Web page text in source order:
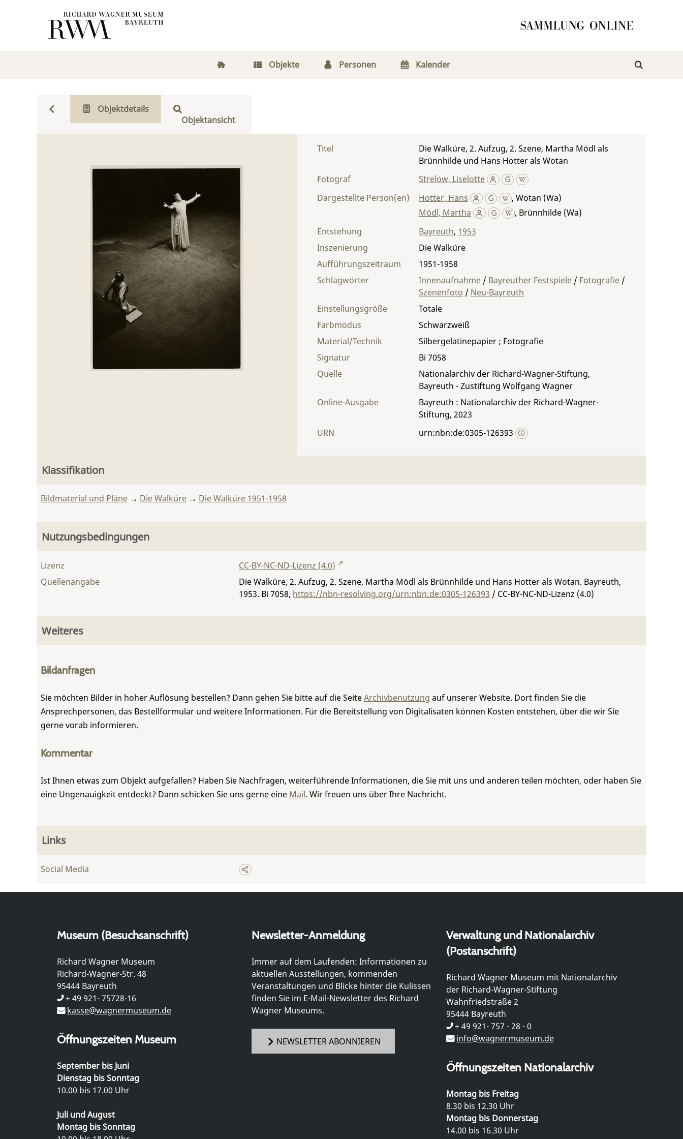
Objekte Personen Kalender
Objektdetails
Objektansicht
Titel
Die Walküre, 2. Aufzug, 2. Szene, Martha Mödl als
Brünnhilde und Hans Hotter als Wotan
Fotograf
Strelow, Liselotte
Dargestellte Person(en)
Hotter, Hans , Wotan (Wa)
Mödl, Martha
, Brünnhilde (Wa)
Entstehung
Bayreuth, 1953
Material/Technik Silbergelatinepapier ; Fotografie
Einstellungsgröße
Totale
Farbmodus
Schwarzweiß
Inszenierung
Die Walküre
Aufführungszeitraum
1951-1958
Signatur
Bi 7058
Quelle
Nationalarchiv der Richard-Wagner-Stiftung,
Bayreuth - Zustiftung Wolfgang Wagner
Schlagwörter Innenaufnahme / Bayreuther Festspiele / Fotografie /
Szenenfoto / Neu-Bayreuth
Online-Ausgabe
Bayreuth : Nationalarchiv der Richard-Wagner-
Stiftung, 2023
URN
urn:nbn:de:0305-126393
Klassifikation
Bildmaterial und Pläne → Die Walküre → Die Walküre 1951-1958
Nutzungsbedingungen
Lizenz
CC-BY-NC-ND-Lizenz (4.0)
Quellenangabe
Die Walküre, 2. Aufzug, 2. Szene, Martha Mödl als Brünnhilde und Hans Hotter als Wotan. Bayreuth,
1953. Bi 7058, https://nbn-resolving.org/urn:nbn:de:0305-126393 / CC-BY-NC-ND-Lizenz (4.0)
Weiteres
Bildanfragen
Sie möchten Bilder in hoher Auflösung bestellen? Dann gehen Sie bitte auf die SeiteArchivbenutzung auf unserer Website. Dort finden Sie die
Ansprechpersonen, das Bestellformular und weitere Informationen. Für die Bereitstellung von Digitalisaten können Kosten entstehen, über die wir Sie
gerne vorab informieren.
Kommentar
Ist Ihnen etwas zum Objekt aufgefallen? Haben Sie Nachfragen, weiterführende Informationen, die Sie mit uns und anderen teilen möchten, oder haben Sie
eine Ungenauigkeit entdeckt? Dann schicken Sie uns gerne eine Mail. Wir freuen uns über Ihre Nachricht.
Links
Social Media
Museum (Besuchsanschrift)
Richard Wagner Museum
Richard-Wagner-Str. 48
95444 Bayreuth
+ 49 921- 75728-16
kasse@wagnermuseum.de
Öffnungszeiten Museum
September bis Juni
Dienstag bis Sonntag
10.00 bis 17.00 Uhr
Juli und August
Montag bis Sonntag
Newsletter-Anmeldung
Immer auf dem Laufenden: Informationen zu
aktuellen Ausstellungen, kommenden
Veranstaltungen und Blicke hinter die Kulissen
finden Sie im E-Mail-Newsletter des Richard
Wagner Museums.
NEWSLETTER ABONNIEREN
Verwaltung und Nationalarchiv
(Postanschrift)
Richard Wagner Museum mit Nationalarchiv
der Richard-Wagner-Stiftung
Wahnfriedstraße 2
95444 Bayreuth
+ 49 921- 757 - 28 - 0
info@wagnermuseum.de
Öffnungszeiten Nationalarchiv
Montag bis Freitag
8.30 bis 12.30 Uhr
Montag bis Donnerstag
14.00 bis 16.30 Uhr